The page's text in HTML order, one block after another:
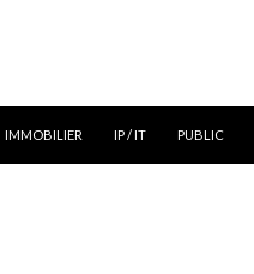
IMMOBILIER IP / IT PUBLIC